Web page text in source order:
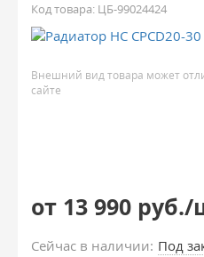
Код товара: ЦБ-99024424
Внешний вид товара может
сайте
от 13 990
Сейчас в наличии: Под